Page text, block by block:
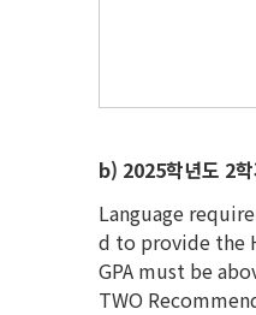
b) 2025학년도 2
Language
d to provide the
GPA must be
TWO